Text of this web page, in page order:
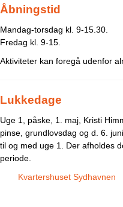
Åbningstid
Mandag-torsdag kl. 9-15.30.
Fredag kl. 9-15.
Aktiviteter kan foregå udenfor
Lukkedage
Uge 1, påske, 1. maj, Kristi
pinse, grundlovsdag og d. 6.
til og med uge 1. Der afholdes
periode.
Kvartershuset Sydhavnen